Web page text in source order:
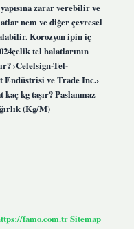
zarar verebilir ve
nem ve diğer çevresel
Korozyon ipin iç
tel halatlarının
›Celelsign-Tel-
ve Trade Inc.›
kg taşır? Paslanmaz
(Kg/M)
famo.com.trSitemap